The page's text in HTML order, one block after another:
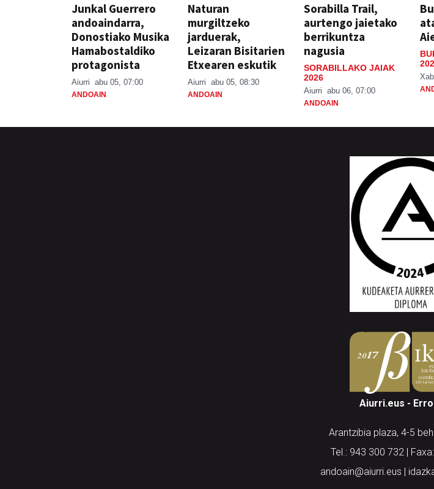
Junkal Guerrero
andoaindarra,
Donostiako Musika
Hamabostaldiko
protagonista
Aiurri abu 05, 07:00
ANDOAIN
Naturan
murgiltzeko
jarduerak,
Leizaran Bisitarien
Etxearen eskutik
Aiurri abu 05, 08:30
ANDOAIN
Sorabilla Trail,
aurtengo jaietako
berrikuntza
nagusia
SORABILLAKO JAIAK
2026
Aiurri abu 06, 07:00
ANDOAIN
Aiurri.eus -
Arantzibia plaza, 4-5
Tel.: 943 300 732 |
andoain@aiurri.eus |